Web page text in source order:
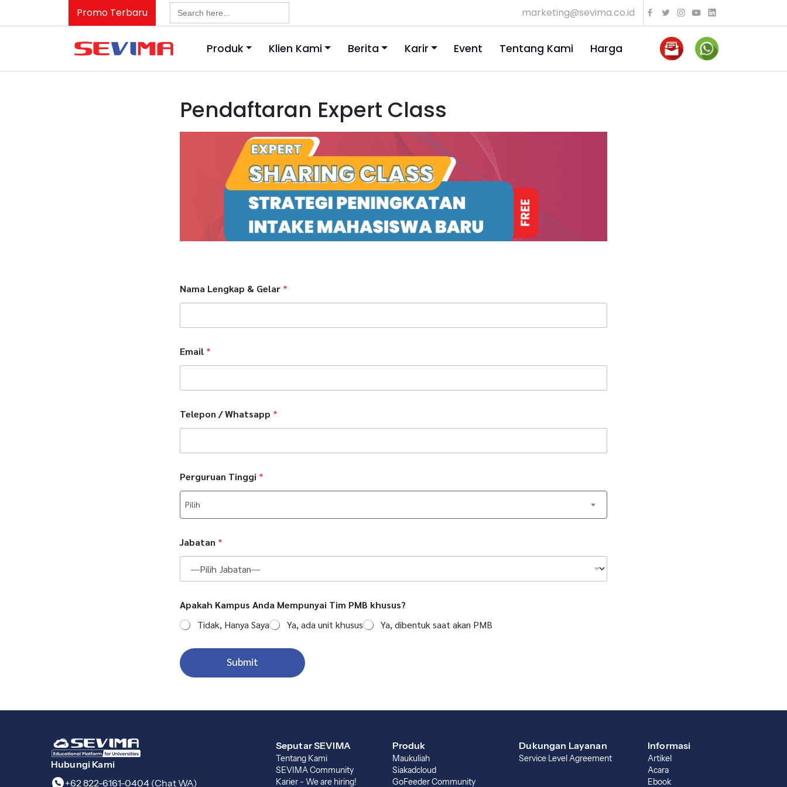
Promo Terbaru Search
for: marketing@sevima.co.id
Produk Klien Kami Berita Karir Event Tentang Kami Harga
Pendaftaran Expert Class
Nama Lengkap & Gelar *
Email *
Telepon / Whatsapp *
Perguruan Tinggi *
Pilih
Jabatan *
Apakah Kampus Anda Mempunyai Tim PMB khusus?
Tidak, Hanya Saya
Ya, ada unit khusus Ya, dibentuk saat akan PMB
Submit
Hubungi Kami
+62 822-6161-0404 (Chat WA)
Seputar SEVIMA
Tentang Kami
SEVIMA Community
Karier - We are hiring!
Produk
Maukuliah
Siakadcloud
GoFeeder Community
Dukungan Layanan
Service Level Agreement
Informasi
Artikel
Acara
Ebook